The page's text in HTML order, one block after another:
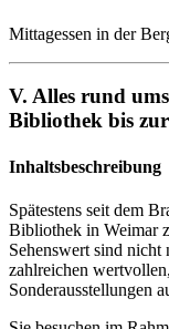
Mittagessen in der
V. Alles rund
Bibliothek bis zur
Inhaltsbeschreibung
Spätestens seit dem
Bibliothek in Weimar
Sehenswert sind nicht
zahlreichen
Sonderausstellungen